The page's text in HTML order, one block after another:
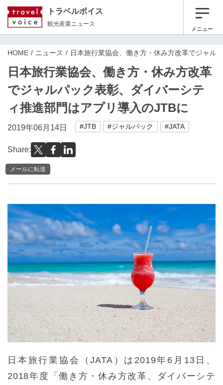
トラベルボイス
観光産業ニュース
メニュー
HOME ニュース 日本旅行業協会、働き方・休み方改革でジャル
日本旅行業協会、働き方・休み方改革
でジャルパック表彰、ダイバーシテ
ィ推進部門はアプリ導入のJTBに
2019年06月14日 #JTB #ジャルパック #JATA
Share:
メールに転送
日本旅行業協会（JATA）は2019年6月13日、
2018年度「働き方・休み方改革、ダイバーシテ